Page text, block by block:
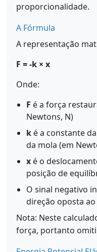
proporcionalidade.
A Fórmula
A representação
F = -k × x
Onde:
F é a força
Newtons, N)
k é a constante
da mola (em
x é o
posição de
O sinal negativo
direção oposta
Nota: Neste
força, portanto